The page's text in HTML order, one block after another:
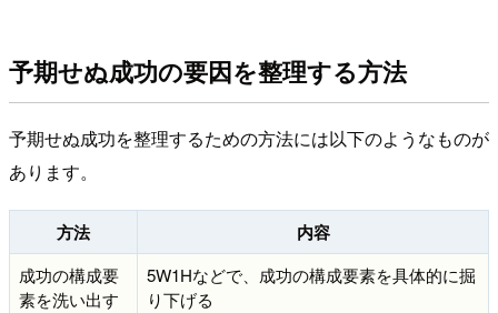
予期せぬ成功の要因を整理する方法
予期せぬ成功を整理するための方法には以下のようなものが
あります。
方法 内容
成功の構成要
素を洗い出す
5W1Hなどで、成功の構成要素を具体的に掘
り下げる